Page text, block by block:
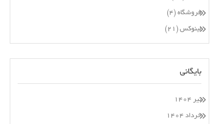
فروشگاه (۴)
لینوکس (۲۱)
بایگانی
تیر ۱۴۰۴
خرداد ۱۴۰۴